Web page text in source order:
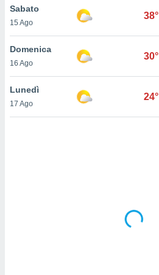
cookie
in
Sabato
15 Ago
38°
Domenica
16 Ago
30°
Lunedì
17 Ago
24°